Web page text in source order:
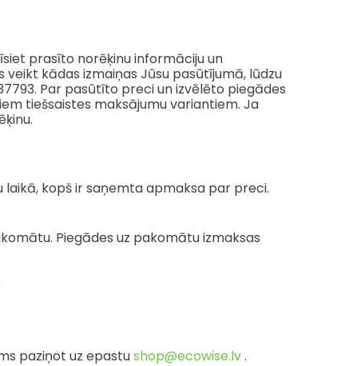
prasīto norēķinu informāciju un
kādas izmaiņas Jūsu pasūtījumā, lūdzu
Par pasūtīto preci un izvēlēto piegādes
tiešsaistes maksājumu variantiem. Ja
kopš ir saņemta apmaksa par preci.
Piegādes uz pakomātu izmaksas
paziņot uz epastushop@ecowise.lv.